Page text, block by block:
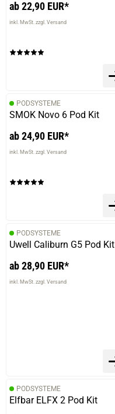
ab 22,90 EUR*
inkl. MwSt. zzgl. Versand
PODSYSTEME
SMOK Novo 6 Pod Kit
ab 24,90 EUR*
inkl. MwSt. zzgl. Versand
PODSYSTEME
Uwell Caliburn G5 Pod Kit
ab 28,90 EUR*
inkl. MwSt. zzgl. Versand
PODSYSTEME
Elfbar ELFX 2 Pod Kit